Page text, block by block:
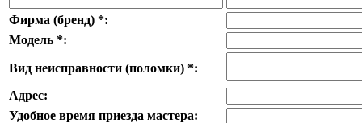
Фирма (бренд) *:
Модель *:
Вид неисправности (поломки) *:
Адрес:
Удобное время приезда мастера: